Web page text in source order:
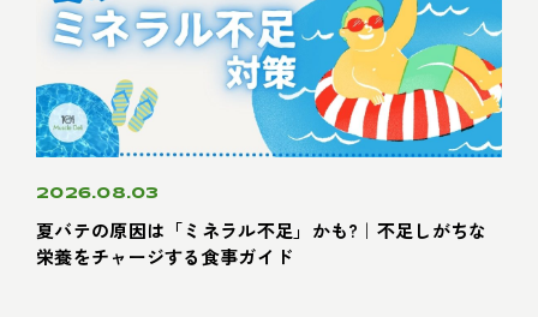
2026.08.03
夏バテの原因は「ミネラル不足」かも?｜不足しがちな
栄養をチャージする食事ガイド